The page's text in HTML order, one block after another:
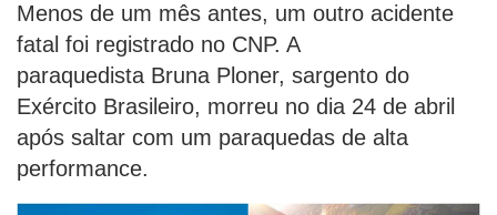
Menos de um mês antes, um outro acidente
fatal foi registrado no CNP. A
paraquedista Bruna Ploner, sargento do
Exército Brasileiro, morreu no dia 24 de abril
após saltar com um paraquedas de alta
performance.